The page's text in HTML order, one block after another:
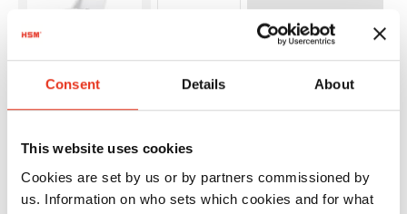
Consent Details About
This website uses cookies
Cookies are set by us or by partners commissioned by
us. Information on who sets which cookies and for what
HSM
SECURIO
AF150 - 4,5
2083111